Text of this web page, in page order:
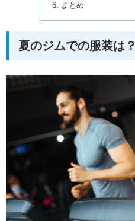
まとめ
夏のジムでの服装は？